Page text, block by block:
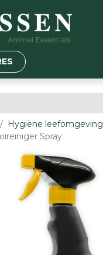
Hygiëne leefomgeving
Spray